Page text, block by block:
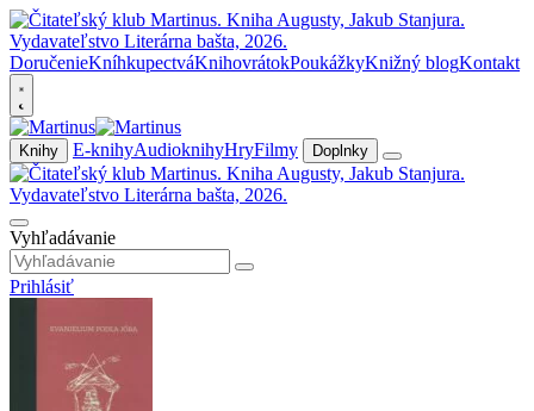
DoručenieKníhkupectváKnihovrátokPoukážkyKnižný blogKontakt
Knihy E-knihyAudioknihyHryFilmy Doplnky
Vyhľadávanie
Prihlásiť